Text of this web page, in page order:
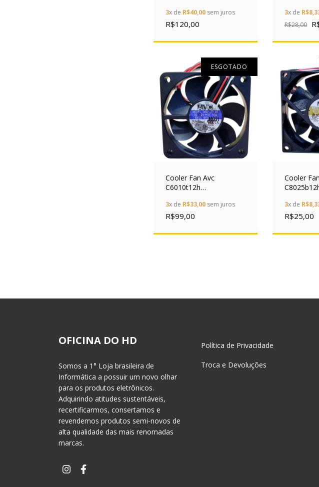
Pinos
3x de R$40,00 sem juros
R$120,00
Sleeve
3x de
R$28,00
ESGOTADO
Cooler Fan Avc
C6010t12h
3 Pinos Ball
3x de R$33,00 sem juros
R$99,00
Cooler
3x de
R$25,00
OFICINA DO HD
Somos a 1° Loja brasileira de
Informática a possuir um novo olhar
para os produtos eletrônicos.
Adquirindo atitudes sustentáveis,
recertificarmos, consertamos e
revendemos produtos semi-novos de
alta qualidade das mais renomadas
marcas.
Política de Privacidade
Troca e Devoluções